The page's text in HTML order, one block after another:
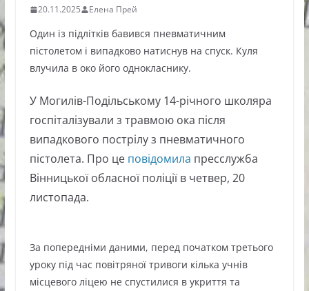
20.11.2025 Елена Прей
Один із підлітків бавився пневматичним
пістолетом і випадково натиснув на спуск. Куля
влучила в око його однокласнику.
У Могилів-Подільському 14-річного школяра
госпіталізували з травмою ока після
випадкового пострілу з пневматичного
пістолета. Про це повідомила пресслужба
Вінницької обласної поліції в четвер, 20
листопада.
За попередніми даними, перед початком третього
уроку під час повітряної тривоги кілька учнів
місцевого ліцею не спустилися в укриття та